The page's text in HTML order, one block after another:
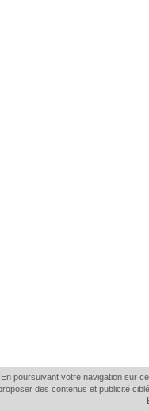
En poursuivant votre navigation sur
des contenus et publicité